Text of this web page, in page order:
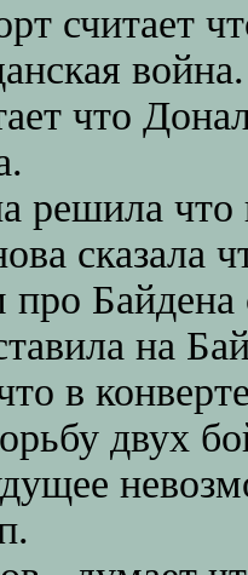
считает
война.
что
решила что
сказала
Байдена
на
в
двух